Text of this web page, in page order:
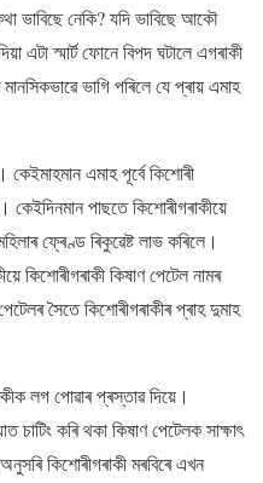
ভাবিছে নেকি? যদি ভাবিছে আকৌ
এটা স্মাৰ্ট ফোনে বিপদ ঘটালে এগৰাকী
ভাগি পৰিলে যে প্ৰায় এমাহ
এমাহ পূৰ্বে কিশোৰী
পাছতে কিশোৰীগৰাকীয়ে
ফ্ৰেণ্ড ৰিকুৱেষ্ট লাভ কৰিলে।
কিশোৰীগৰাকী কিষাণ পেটেল নামৰ
সৈতে কিশোৰীগৰাকীৰ প্ৰাহ দুমাহ
লগ পোৱাৰ প্ৰস্তাৱ দিয়ে।
চাটিং কৰি থকা কিষাণ পেটেলক সাক্ষাৎ
কিশোৰীগৰাকী মৰবিৰে এখন